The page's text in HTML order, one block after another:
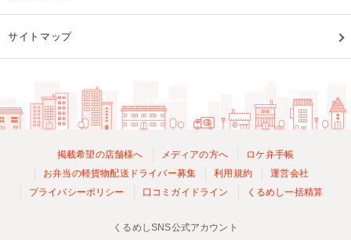
サイトマップ
掲載希望の店舗様へ メディアの方へ
ロケ弁手帳
お弁当の軽貨物配送ドライバー募集
利用規約
運営会社
プライバシーポリシー
口コミガイドライン くるめし一括精算
くるめしSNS公式アカウント